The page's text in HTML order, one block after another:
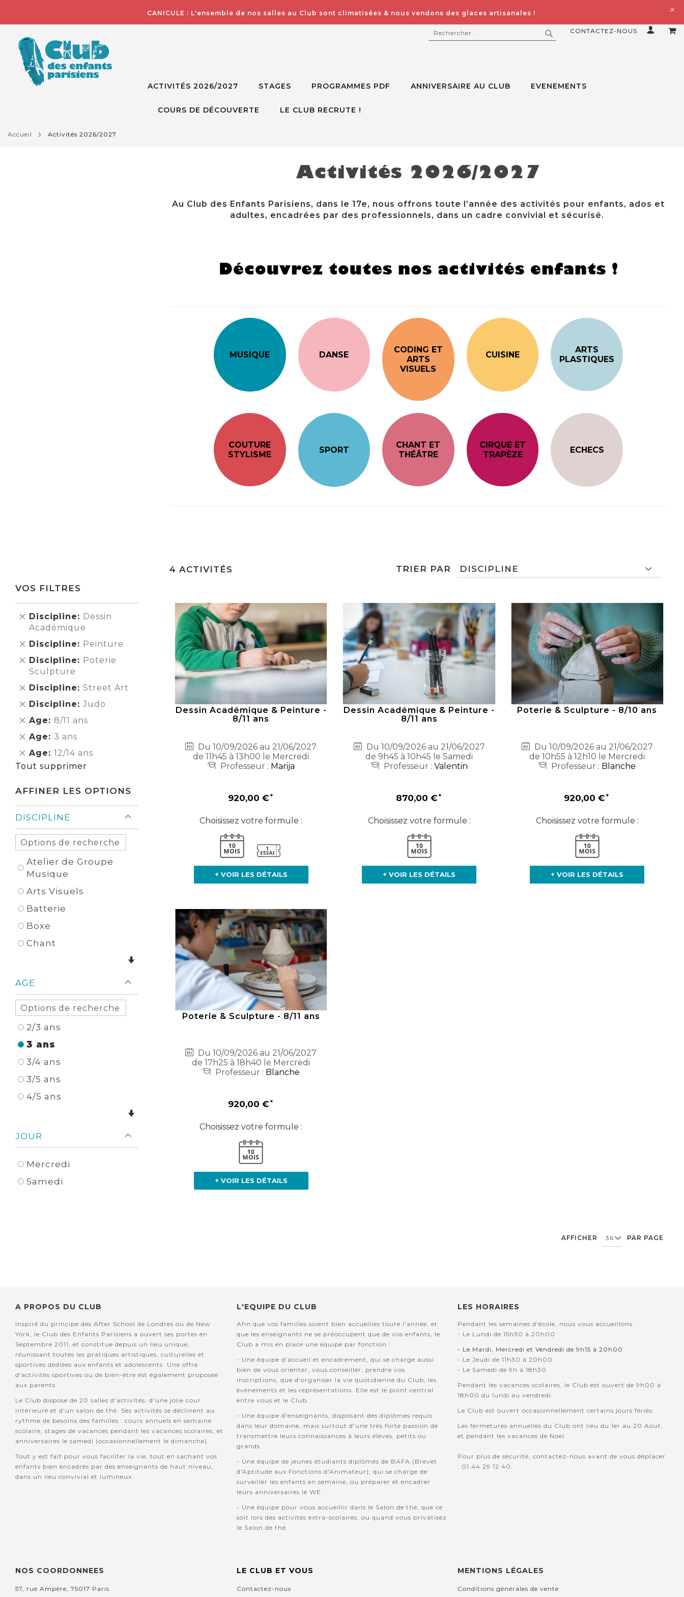
CANICULE : L'ensemble de nos salles au Club sont climatisées & nous vendons des glaces artisanales !
CONTACTEZ-NOUS
RECHERCHER
ACTIVITÉS 2026/2027 STAGES PROGRAMMES PDF ANNIVERSAIRE AU CLUB EVENEMENTS
COURS DE DÉCOUVERTE LE CLUB RECRUTE !
accueil activités 2026/2027
Activités 2026/2027
Au Club des Enfants Parisiens, dans le 17e, nous offrons toute l’année des activités pour enfants, ados et
adultes, encadrées par des professionnels, dans un cadre convivial et sécurisé.
Découvrez toutes nos activités enfants !
MUSIQUE DANSE
CODING ET
ARTS
VISUELS
CUISINE
ARTS
PLASTIQUES
COUTURE
STYLISME
SPORT
CHANT ET
THÉÂTRE
CIRQUE ET
TRAPÈZE
ECHECS
4 ACTIVITÉS TRIER PAR
Dessin Académique & Peinture -
8/11 ans
Du 10/09/2026 au 21/06/2027
de 11h45 à 13h00 le Mercredi
Professeur : Marija
920,00 €
Choisissez votre formule :
+ VOIR LES DÉTAILS
Dessin Académique & Peinture -
8/11 ans
Du 10/09/2026 au 21/06/2027
de 9h45 à 10h45 le Samedi
Professeur : Valentin
870,00 €
Choisissez votre formule :
+ VOIR LES DÉTAILS
Poterie & Sculpture - 8/10 ans
Du 10/09/2026 au 21/06/2027
de 10h55 à 12h10 le Mercredi
Professeur : Blanche
920,00 €
Choisissez votre formule :
+ VOIR LES DÉTAILS
Poterie & Sculpture - 8/11 ans
Du 10/09/2026 au 21/06/2027
de 17h25 à 18h40 le Mercredi
Professeur : Blanche
920,00 €
Choisissez votre formule :
+ VOIR LES DÉTAILS
AFFICHER PAR PAGE
VOS FILTRES
Discipline
Dessin
Académique
Supprimer
cet
Élément
Discipline Peinture
Supprimer
cet
Élément
Discipline
Poterie
Sculpture
Supprimer
cet
Élément
Discipline Street Art
Supprimer
cet
Élément
Discipline Judo
Supprimer
Élément
Age 8/11 ans
Supprimer
Élément
Age 3 ans
Supprimer
Élément
Age 12/14 ans
Supprimer
cet
Tout supprimer
AFFINER LES OPTIONS
DISCIPLINE
Atelier de Groupe
Musique
Arts Visuels
Batterie
Boxe
Chant
AGE
2/3 ans
3 ans
3/4 ans
3/5 ans
4/5 ans
JOUR
Mercredi
Samedi
A PROPOS DU CLUB
Inspiré du principe des After School de Londres ou de New
York, le Club des Enfants Parisiens a ouvert ses portes en
Septembre 2011, et constitue depuis un lieu unique,
réunissant toutes les pratiques artistiques, culturelles et
sportives dédiées aux enfants et adolescents. Une offre
d'activités sportives ou de bien-être est également proposée
aux parents.
Le Club dispose de 20 salles d'activités, d'une jolie cour
intérieure et d'un salon de thé. Ses activités se déclinent au
rythme de besoins des familles : cours annuels en semaine
scolaire, stages de vacances pendant les vacances scolaires, et
anniversaires le samedi (occasionnellement le dimanche).
Tout y est fait pour vous faciliter la vie, tout en sachant vos
enfants bien encadrés par des enseignants de haut niveau,
dans un lieu convivial et lumineux.
L'EQUIPE DU CLUB
Afin que vos familles soient bien accuellies toute l'année, et
que les enseignants ne se préoccupent que de vos enfants, le
Club a mis en place une équipe par fonction :
- Une équipe d'accueil et encadrement, qui se charge aussi
bien de vous orienter, vous conseiller, prendre vos
inscriptions, que d'organiser la vie quotidienne du Club, les
évènements et les représentations. Elle est le point central
entre vous et le Club.
- Une équipe d'enseignants, disposant des diplômes requis
dans leur domaine, mais surtout d'une très forte passion de
transmettre leurs connaissances à leurs élèves, petits ou
grands.
- Une équipe de jeunes étudiants diplômés de BAFA (Brevet
d'Aptitude aux Fonctions d'Animateur); qui se charge de
surveiller les enfants en semaine, ou préparer et encadrer
leurs anniversaires le WE.
- Une équipe pour vous accueillir dans le Salon de thé, que ce
soit lors des activités extra-scolaires, ou quand vous privatisez
le Salon de thé.
LES HORAIRES
Pendant les semaines d'école, nous vous accueillons :
- Le Lundi de 15h30 à 20h00
- Le Mardi, Mercredi et Vendredi de 9h15 à 20h00
- Le Jeudi de 11h30 à 20h00
- Le Samedi de 9h à 18h30
Pendant les vacances scolaires, le Club est ouvert de 9h00 à
18h00 du lundi au vendredi.
Le Club est ouvert occasionnellement certains jours fériés.
Les fermetures annuelles du Club ont lieu du 1er au 20 Aout,
et pendant les vacances de Noel.
Pour plus de sécurité, contactez-nous avant de vous déplacer
: 01 44 29 12 40.
NOS COORDONNEES
57, rue Ampère, 75017 Paris
LE CLUB ET VOUS
Contactez-nous
MENTIONS LÉGALES
Conditions générales de vente